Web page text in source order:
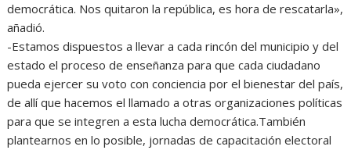
democrática. Nos quitaron la república, es hora de rescatarla»,
añadió.
-Estamos dispuestos a llevar a cada rincón del municipio y del
estado el proceso de enseñanza para que cada ciudadano
pueda ejercer su voto con conciencia por el bienestar del país,
de allí que hacemos el llamado a otras organizaciones políticas
para que se integren a esta lucha democrática.También
plantearnos en lo posible, jornadas de capacitación electoral